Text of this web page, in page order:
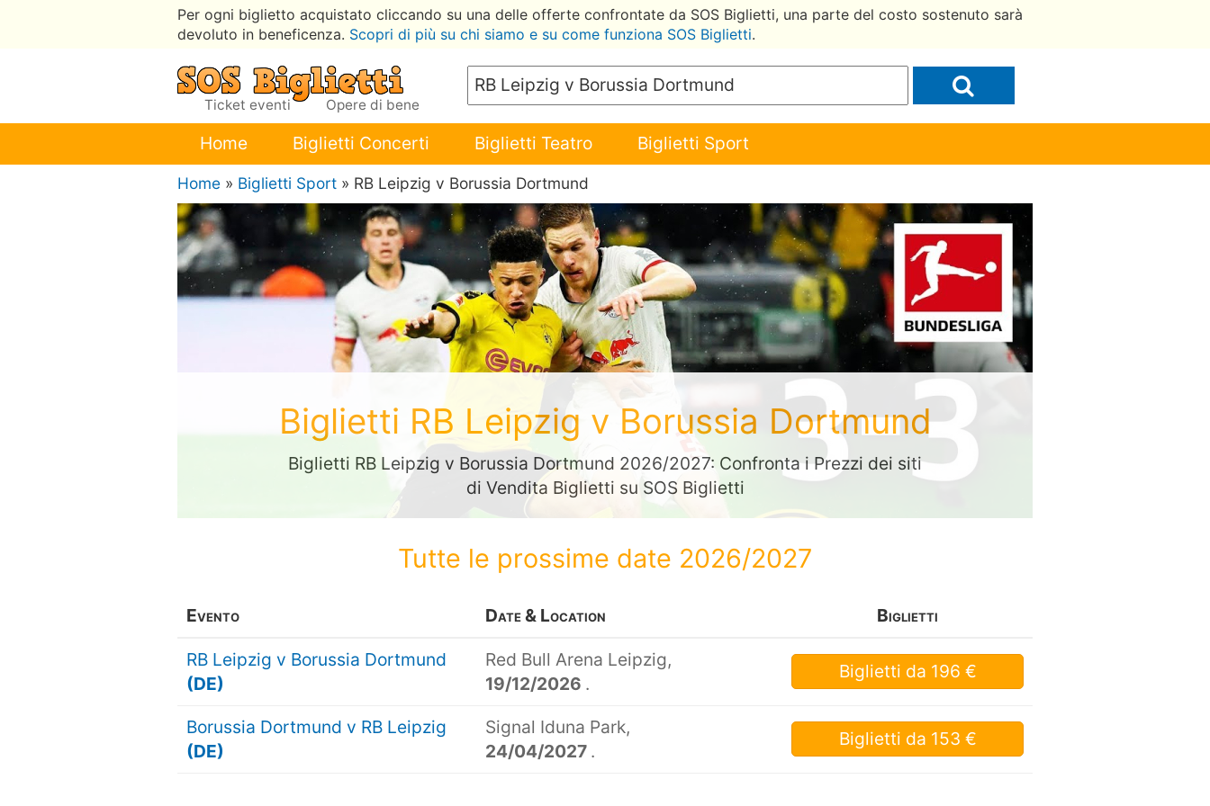
Per ogni biglietto acquistato cliccando su una delle offerte confrontate da SOS Biglietti, una parte del costo sostenuto sarà
devoluto in beneficenza. Scopri di più su chi siamo e su come funziona SOS Biglietti.
Ticket eventi Opere di bene
Home Biglietti Concerti Biglietti Teatro Biglietti Sport
Home » Biglietti Sport » RB Leipzig v Borussia Dortmund
Biglietti RB Leipzig v Borussia Dortmund
Biglietti RB Leipzig v Borussia Dortmund 2026/2027: Confronta i Prezzi dei siti
di Vendita Biglietti su SOS Biglietti
Tutte le prossime date 2026/2027
Evento Date & Location Biglietti
RB Leipzig v Borussia Dortmund
(DE)
Red Bull Arena Leipzig,
19/12/2026 .
Biglietti da 196 €
Borussia Dortmund v RB Leipzig
(DE)
Signal Iduna Park,
24/04/2027 .
Biglietti da 153 €